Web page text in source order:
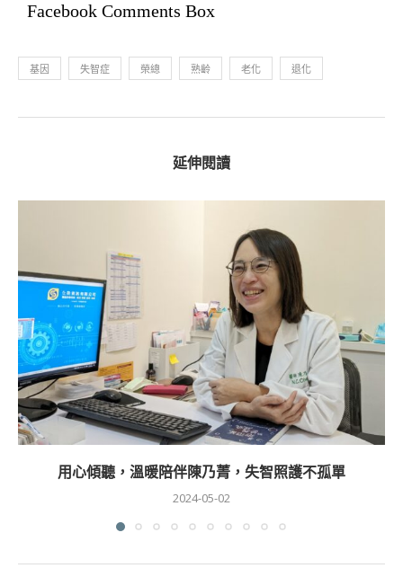
Facebook Comments Box
基因 失智症 榮總 熟齡 老化 退化
延伸閱讀
用心傾聽，溫暖陪伴陳乃菁，失智照護不孤單
2024-05-02